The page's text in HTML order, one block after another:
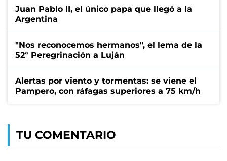
Juan Pablo II, el único papa que llegó a la
Argentina
"Nos reconocemos hermanos", el lema de la
52ª Peregrinación a Luján
Alertas por viento y tormentas: se viene el
Pampero, con ráfagas superiores a 75 km/h
TU COMENTARIO